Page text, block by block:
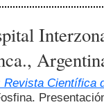
Revista Científica